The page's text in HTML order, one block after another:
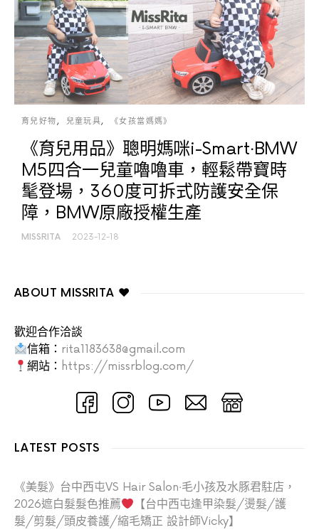
育兒好物 兒童玩具 《女孩當媽媽》
《育兒用品》聰明媽咪i-Smart‧BMW
M5四合一兒童嚕嚕車，輕鬆帶寶時
髦登場，360度可拆式防護安全保
障，BMW原廠授權生產
MISSRITA 2023-12-18
ABOUT MISSRITA ♥
歡迎合作洽談
信箱： rita1183638@gmail.com
網站： https://missrblog.com/
LATEST POSTS
《美髮》台中西屯VS Hair Salon‧毛小孩及水豚君駐店，
2026遮白髮髮色推薦
【台中西屯逢甲染髮/燙髮/護
髮/剪髮/頭皮養護/縮毛矯正 設計師Vicky】